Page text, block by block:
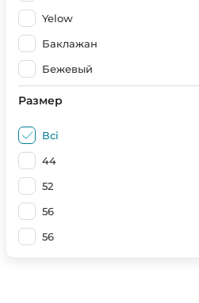
Yelow
Баклажан
Бежевый
Размер
Всі
44
52
56
56